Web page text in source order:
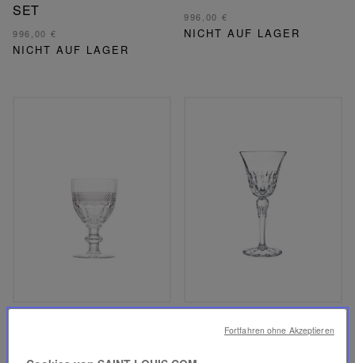
SET
996,00 €
NICHT AUF LAGER
996,00 €
NICHT AUF LAGER
WASSERGLAS #1
AMERIKANISCHES
WASSERGLAS #1
Fortfahren ohne Akzeptieren